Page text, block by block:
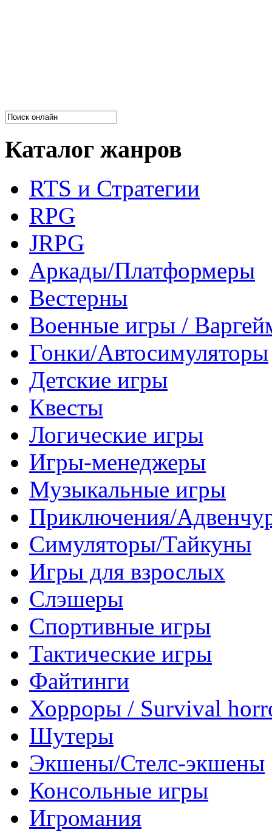
Каталог жанров
RTS и Стратегии
RPG
JRPG
Аркады/Платформеры
Вестерны
Военные игры /
Гонки/Автосимуляторы
Детские игры
Квесты
Логические игры
Игры-менеджеры
Музыкальные игры
Приключения/
Симуляторы/Тайкуны
Игры для взрослых
Слэшеры
Спортивные игры
Тактические игры
Файтинги
Хорроры / Survival
Шутеры
Экшены/Стелс-экшены
Консольные игры
Игромания